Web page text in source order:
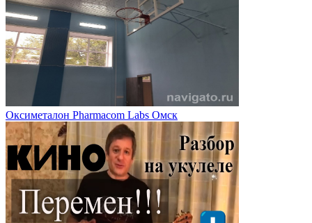
Оксиметалон Pharmacom Labs Омск